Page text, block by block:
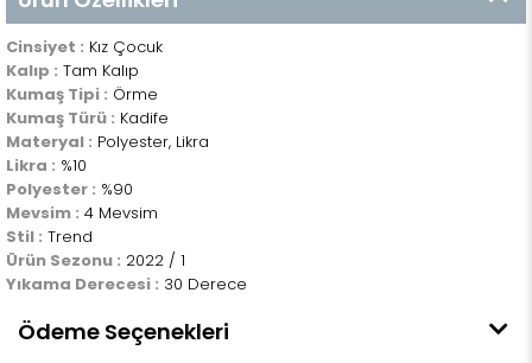
Cinsiyet : Kız Çocuk
Kalıp : Tam Kalıp
Kumaş Tipi : Örme
Kumaş Türü : Kadife
Materyal : Polyester, Likra
Likra : %10
Polyester : %90
Mevsim : 4 Mevsim
Stil : Trend
Ürün Sezonu : 2022 / 1
Yıkama Derecesi : 30 Derece
Ödeme Seçenekleri